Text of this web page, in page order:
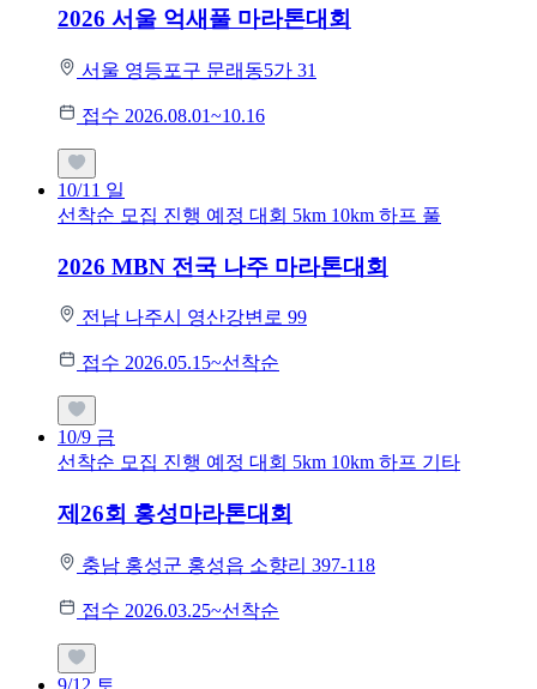
2026 서울 억새풀 마라톤대회
서울 영등포구 문래동5가 31
접수 2026.08.01~10.16
10/11 일
선착순 모집 진행 예정 대회 5km 10km 하프 풀
2026 MBN 전국 나주 마라톤대회
전남 나주시 영산강변로 99
접수 2026.05.15~선착순
10/9 금
선착순 모집 진행 예정 대회 5km 10km 하프 기타
제26회 홍성마라톤대회
충남 홍성군 홍성읍 소향리 397-118
접수 2026.03.25~선착순
9/12 토